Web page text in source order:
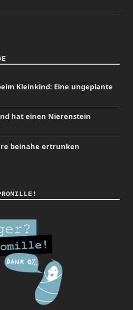
Kleinkind: Eine ungeplante
hat einen Nierenstein
beinahe ertrunken